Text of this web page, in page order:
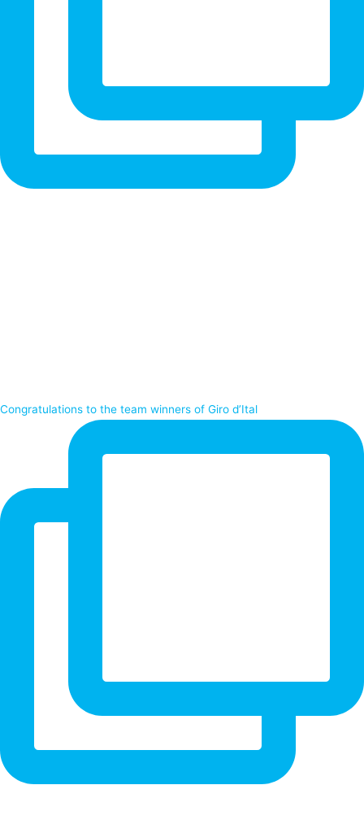
Congratulations to the team winners of Giro d’Ital